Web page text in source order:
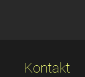
Kontakt